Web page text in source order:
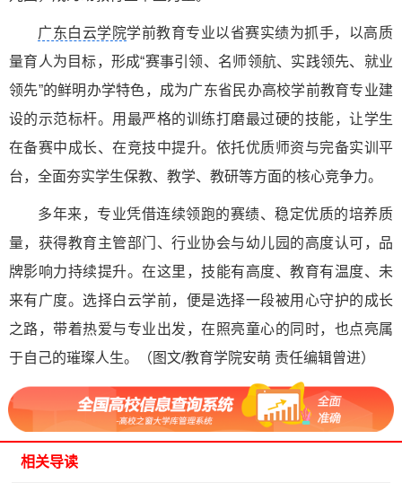
广东白云学院学前教育专业以省赛实绩为抓手，以高质
量育人为目标，形成“赛事引领、名师领航、实践领先、就业
领先”的鲜明办学特色，成为广东省民办高校学前教育专业建
设的示范标杆。用最严格的训练打磨最过硬的技能，让学生
在备赛中成长、在竞技中提升。依托优质师资与完备实训平
台，全面夯实学生保教、教学、教研等方面的核心竞争力。
多年来，专业凭借连续领跑的赛绩、稳定优质的培养质
量，获得教育主管部门、行业协会与幼儿园的高度认可，品
牌影响力持续提升。在这里，技能有高度、教育有温度、未
来有广度。选择白云学前，便是选择一段被用心守护的成长
之路，带着热爱与专业出发，在照亮童心的同时，也点亮属
于自己的璀璨人生。（图文/教育学院安萌 责任编辑曾进）
相关导读